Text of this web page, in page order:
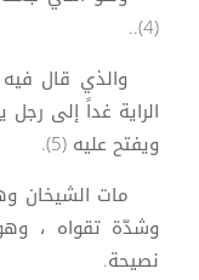
(4)..
والذي قال فيه
الراية غداً إلى
ويفتح عليه (5).
مات الشيخان
وشدّة تقواه ،
نصيحة.